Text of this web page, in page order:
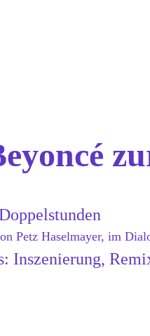
Petz Haselmayer, im
Inszenierung,